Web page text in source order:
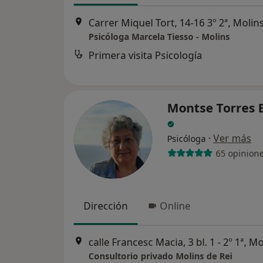
Psicóloga Marcela Tiesso - Molins
Primera visita Psicología
Montse Torres
Psicóloga · Ver más
65
Dirección Online
Consultorio privado Molins de Rei